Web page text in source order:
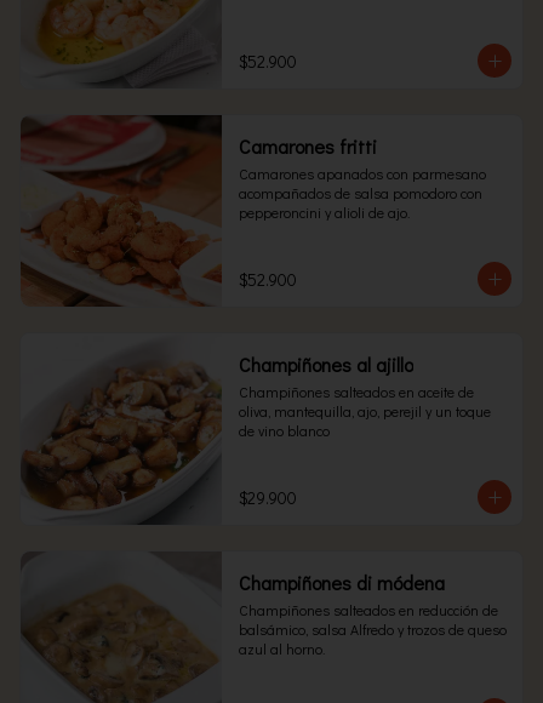
$52.900
Camarones fritti
Camarones apanados con parmesano
acompañados de salsa pomodoro con
pepperoncini y alioli de ajo.
$52.900
Champiñones al ajillo
Champiñones salteados en aceite de
oliva, mantequilla, ajo, perejil y un toque
de vino blanco
$29.900
Champiñones di módena
Champiñones salteados en reducción de
balsámico, salsa Alfredo y trozos de queso
azul al horno.